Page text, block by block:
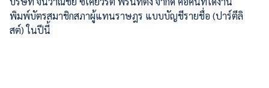
พิมพ์บัตรสมาชิกสภาผู้แทนราษฎร แบบบัญชีรายชื่อ (ปาร์ตีลิ
สต์) ในปีนี้